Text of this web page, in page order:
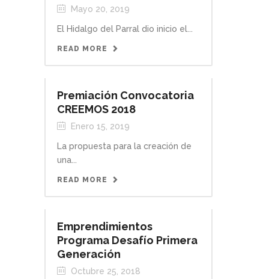
Mayo 20, 2019
El Hidalgo del Parral dio inicio el...
READ MORE
Premiación Convocatoria
CREEMOS 2018
Enero 15, 2019
La propuesta para la creación de
una...
READ MORE
Emprendimientos
Programa Desafío Primera
Generación
Octubre 25, 2018